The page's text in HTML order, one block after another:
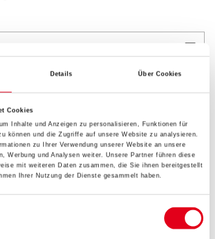
Details Über Cookies
Cookies
Inhalte und Anzeigen zu personalisieren, Funktionen für
können und die Zugriffe auf unsere Website zu analysieren.
zu Ihrer Verwendung unserer Website an unsere
Werbung und Analysen weiter. Unsere Partner führen diese
mit weiteren Daten zusammen, die Sie ihnen bereitgestellt
Ihrer Nutzung der Dienste gesammelt haben.